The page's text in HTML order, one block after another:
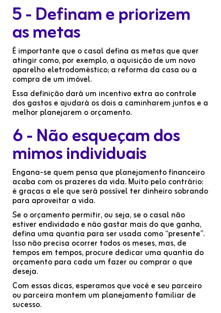
5 - Definam e priorizem
as metas
É importante que o casal defina as metas que quer
atingir como, por exemplo, a aquisição de um novo
aparelho eletrodoméstico; a reforma da casa ou a
compra de um imóvel.
Essa definição dará um incentivo extra ao controle
dos gastos e ajudará os dois a caminharem juntos e a
melhor planejarem o orçamento.
6 - Não esqueçam dos
mimos individuais
Engana-se quem pensa que planejamento financeiro
acaba com os prazeres da vida. Muito pelo contrário:
é graças a ele que será possível ter dinheiro sobrando
para aproveitar a vida.
Se o orçamento permitir, ou seja, se o casal não
estiver endividado e não gastar mais do que ganha,
defina uma quantia para ser usada como “presente”.
Isso não precisa ocorrer todos os meses, mas, de
tempos em tempos, procure dedicar uma quantia do
orçamento para cada um fazer ou comprar o que
deseja.
Com essas dicas, esperamos que você e seu parceiro
ou parceira montem um planejamento familiar de
sucesso.